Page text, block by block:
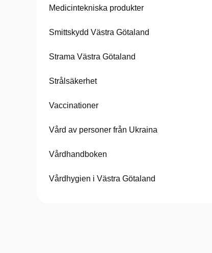
Medicintekniska produkter
Smittskydd Västra Götaland
Strama Västra Götaland
Strålsäkerhet
Vaccinationer
Vård av personer från Ukraina
Vårdhandboken
Vårdhygien i Västra Götaland